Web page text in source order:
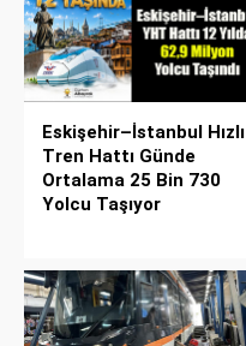
Eskişehir–İstanbul Hızlı
Tren Hattı Günde
Ortalama 25 Bin 730
Yolcu Taşıyor